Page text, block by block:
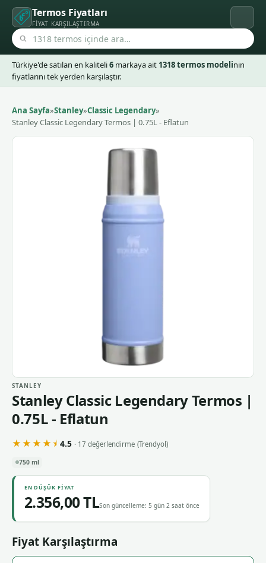
Termos Fiyatları
FIYAT KARŞILAŞTIRMA
Türkiye'de satılan en kaliteli6 markaya ait 1318 termos modelinin
fiyatlarını tek yerden karşılaştır.
Ana Sayfa»Stanley»Classic Legendary»
Stanley Classic Legendary Termos | 0.75L - Eflatun
STANLEY
Stanley Classic Legendary Termos |
0.75L - Eflatun
★★★★⯨ 4.5 · 17 değerlendirme (Trendyol)
750 ml
EN DÜŞÜK FIYAT
2.356,00 TLSon güncelleme: 5 gün 2 saat önce
Fiyat Karşılaştırma